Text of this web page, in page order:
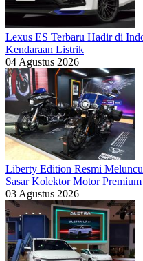
Lexus ES Terbaru Hadir di
Kendaraan Listrik
04 Agustus 2026
Liberty Edition Resmi
Sasar Kolektor Motor Premium
03 Agustus 2026